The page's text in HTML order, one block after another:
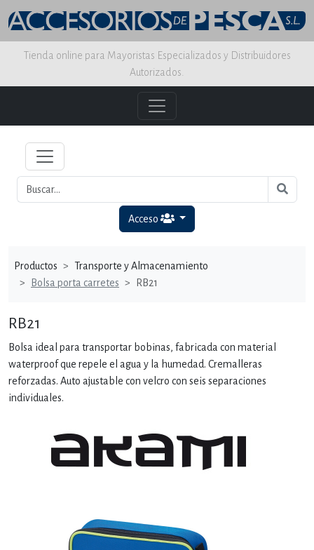
Tienda online para Mayoristas Especializados y Distribuidores
Autorizados.
Acceso
Productos
Transporte y Almacenamiento
Bolsa porta carretes
RB21
RB21
Bolsa ideal para transportar bobinas, fabricada con material
waterproof que repele el agua y la humedad. Cremalleras
reforzadas. Auto ajustable con velcro con seis separaciones
individuales.